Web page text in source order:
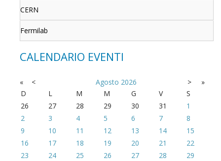
CERN
Fermilab
CALENDARIO EVENTI
« < Agosto 2026 >
»
D
L M M G V
S
26
27 28 29 30 31
1
2
3 4 5 6 7
8
9
10 11 12 13 14
15
16
17 18 19 20 21
22
23
24 25 26 27 28
29